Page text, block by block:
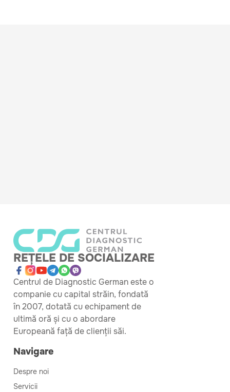
REȚELE DE SOCIALIZARE
Centrul de Diagnostic German este o
companie cu capital străin, fondată
în 2007, dotată cu echipament de
ultimă oră și cu o abordare
Europeană față de clienții săi.
Navigare
Despre noi
Servicii